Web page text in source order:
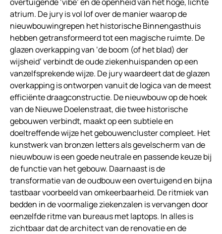
atrium. De jury is vol lof over de manier waarop de
nieuwbouwingrepen het historische Binnengasthuis
hebben getransformeerd tot een magische ruimte. De
glazen overkapping van ‘de boom (of het blad) der
wijsheid’ verbindt de oude ziekenhuispanden op een
vanzelfsprekende wijze. De jury waardeert dat de glazen
overkapping is ontworpen vanuit de logica van de meest
efficiënte draagconstructie. De nieuwbouw op de hoek
van de Nieuwe Doelenstraat, die twee historische
gebouwen verbindt, maakt op een subtiele en
doeltreffende wijze het gebouwencluster compleet. Het
kunstwerk van bronzen letters als gevelscherm van de
nieuwbouw is een goede neutrale en passende keuze bij
de functie van het gebouw. Daarnaast is de
transformatie van de oudbouw een overtuigend en bijna
tastbaar voorbeeld van omkeerbaarheid. De ritmiek van
bedden in de voormalige ziekenzalen is vervangen door
eenzelfde ritme van bureaus met laptops. In alles is
zichtbaar dat de architect van de renovatie en de